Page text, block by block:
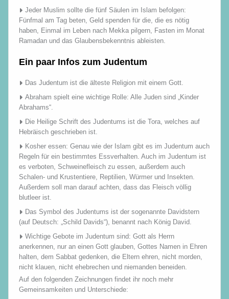
Jeder Muslim sollte die fünf Säulen im Islam befolgen:
Fünfmal am Tag beten, Geld spenden für die, die es nötig
haben, Einmal im Leben nach Mekka pilgern, Fasten im Monat
Ramadan und das Glaubensbekenntnis ableisten.
Ein paar Infos zum Judentum
Das Judentum ist die älteste Religion mit einem Gott.
Abraham spielt eine wichtige Rolle: Alle Juden sind „Kinder
Abrahams“.
Die Heilige Schrift des Judentums ist die Tora, welches auf
Hebräisch geschrieben ist.
Kosher essen: Genau wie der Islam gibt es im Judentum auch
Regeln für ein bestimmtes Essverhalten. Auch im Judentum ist
es verboten, Schweinefleisch zu essen, außerdem auch
Schalen- und Krustentiere, Reptilien, Würmer und Insekten.
Außerdem soll man darauf achten, dass das Fleisch völlig
blutleer ist.
Das Symbol des Judentums ist der sogenannte Davidstern
(auf Deutsch: „Schild Davids“), benannt nach König David.
Wichtige Gebote im Judentum sind: Gott als Herrn
anerkennen, nur an einen Gott glauben, Gottes Namen in Ehren
halten, dem Sabbat gedenken, die Eltern ehren, nicht morden,
nicht klauen, nicht ehebrechen und niemanden beneiden.
Auf den folgenden Zeichnungen findet ihr noch mehr
Gemeinsamkeiten und Unterschiede: